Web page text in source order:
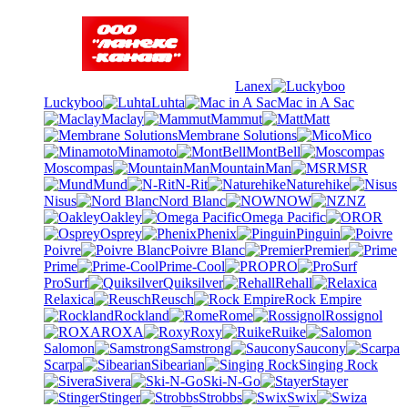
Lanex
Luckyboo
Luhta
Mac in A Sac
Maclay
Mammut
Matt
Membrane Solutions
Mico
Minamoto
MontBell
Moscompas
MountainMan
MSR
Mund
N-Rit
Naturehike
Nisus
Nord Blanc NOW
NZ
Oakley
Omega Pacific
OR
Osprey
Phenix
Pinguin
Poivre
Poivre Blanc
Premier
Prime
Prime-Cool
PRO
ProSurf
Quiksilver
Rehall
Relaxica
Reusch
Rock Empire
Rockland
Rome
Rossignol
ROXA
Roxy
Ruike
Salomon
Samstrong
Saucony
Scarpa
Sibearian
Singing Rock
Sivera
Ski-N-Go
Stayer
Stinger
Strobbs
Swix